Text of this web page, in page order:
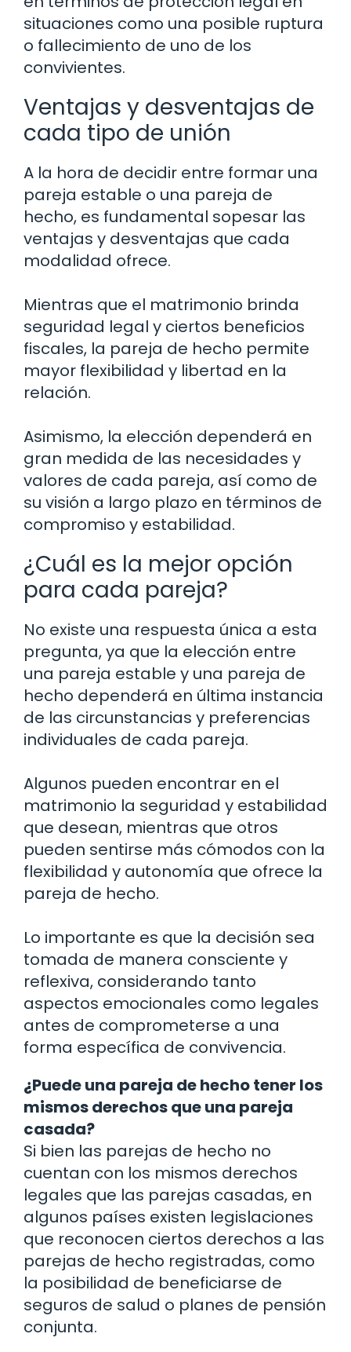
situaciones como una posible ruptura
o fallecimiento de uno de los
convivientes.
Ventajas y desventajas de
cada tipo de unión
A la hora de decidir entre formar una
pareja estable o una pareja de
hecho, es fundamental sopesar las
ventajas y desventajas que cada
modalidad ofrece.
Mientras que el matrimonio brinda
seguridad legal y ciertos beneficios
fiscales, la pareja de hecho permite
mayor flexibilidad y libertad en la
relación.
Asimismo, la elección dependerá en
gran medida de las necesidades y
valores de cada pareja, así como de
su visión a largo plazo en términos de
compromiso y estabilidad.
¿Cuál es la mejor opción
para cada pareja?
No existe una respuesta única a esta
pregunta, ya que la elección entre
una pareja estable y una pareja de
hecho dependerá en última instancia
de las circunstancias y preferencias
individuales de cada pareja.
Algunos pueden encontrar en el
matrimonio la seguridad y estabilidad
que desean, mientras que otros
pueden sentirse más cómodos con la
flexibilidad y autonomía que ofrece la
pareja de hecho.
Lo importante es que la decisión sea
tomada de manera consciente y
reflexiva, considerando tanto
aspectos emocionales como legales
antes de comprometerse a una
forma específica de convivencia.
¿Puede una pareja de hecho tener los
mismos derechos que una pareja
casada?
Si bien las parejas de hecho no
cuentan con los mismos derechos
legales que las parejas casadas, en
algunos países existen legislaciones
que reconocen ciertos derechos a las
parejas de hecho registradas, como
la posibilidad de beneficiarse de
seguros de salud o planes de pensión
conjunta.